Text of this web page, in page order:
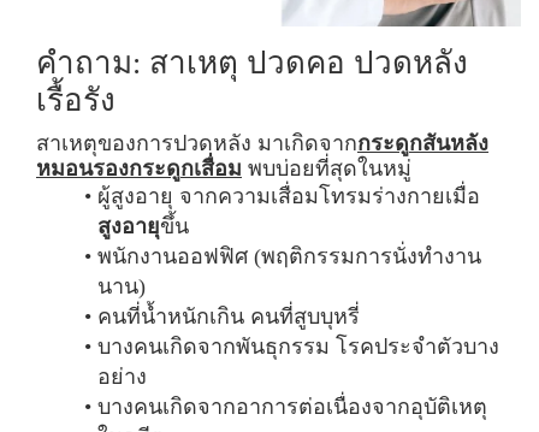
คำถาม: สาเหตุ ปวดคอ ปวดหลัง
เรื้อรัง
สาเหตุของการปวดหลัง มาเกิดจากกระดูกสันหลัง
หมอนรองกระดูกเสื่อม พบบ่อยที่สุดในหมู่
ผู้สูงอายุ จากความเสื่อมโทรมร่างกายเมื่อ
สูงอายุขึ้น
พนักงานออฟ ฟิ ศ (พฤติกรรมการนั่งทำงาน
นาน)
คนที่น้ำหนักเกิน คนที่สูบบุหรี่
บางคนเกิดจากพันธุกรรม โรคประจำตัวบาง
อย่าง
บางคนเกิดจากอาการต่อเนื่องจากอุบัติเหตุ